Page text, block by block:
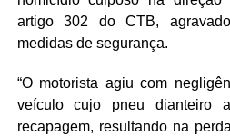
artigo 302 do CTB,
medidas de segurança.
“O motorista agiu com
veículo cujo pneu dianteiro
recapagem, resultando na